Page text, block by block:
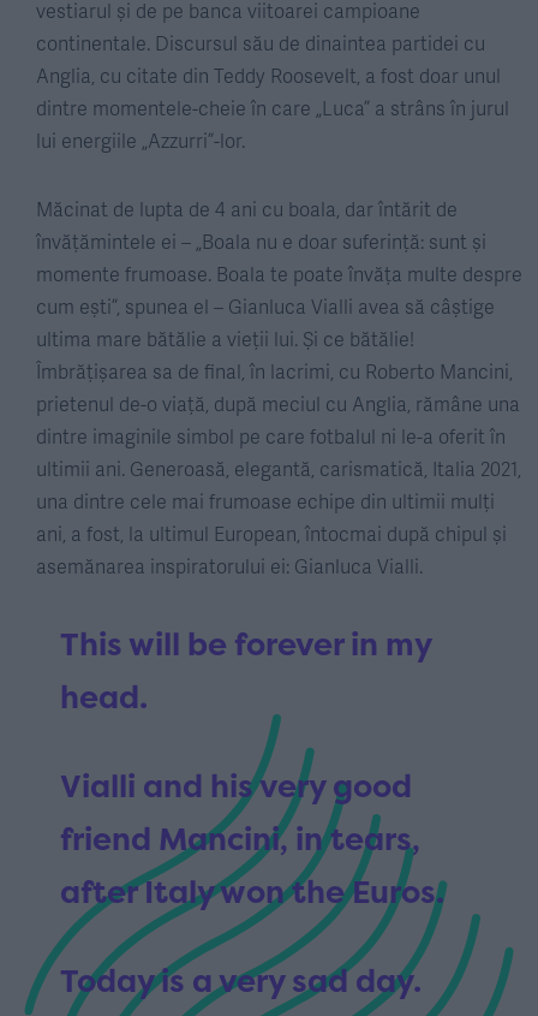
vestiarul și de pe banca viitoarei campioane
continentale. Discursul său de dinaintea partidei cu
Anglia, cu citate din Teddy Roosevelt, a fost doar unul
dintre momentele-cheie în care „Luca” a strâns în jurul
lui energiile „Azzurri”-lor.
Măcinat de lupta de 4 ani cu boala, dar întărit de
învățămintele ei – „Boala nu e doar suferință: sunt și
momente frumoase. Boala te poate învăța multe despre
cum ești”, spunea el – Gianluca Vialli avea să câștige
ultima mare bătălie a vieții lui. Și ce bătălie!
Îmbrățișarea sa de final, în lacrimi, cu Roberto Mancini,
prietenul de-o viață, după meciul cu Anglia, rămâne una
dintre imaginile simbol pe care fotbalul ni le-a oferit în
ultimii ani. Generoasă, elegantă, carismatică, Italia 2021,
una dintre cele mai frumoase echipe din ultimii mulți
ani, a fost, la ultimul European, întocmai după chipul și
asemănarea inspiratorului ei: Gianluca Vialli.
This will be forever in my
head.
Vialli and his very good
friend Mancini, in tears,
after Italy won the Euros.
Today is a very sad day.